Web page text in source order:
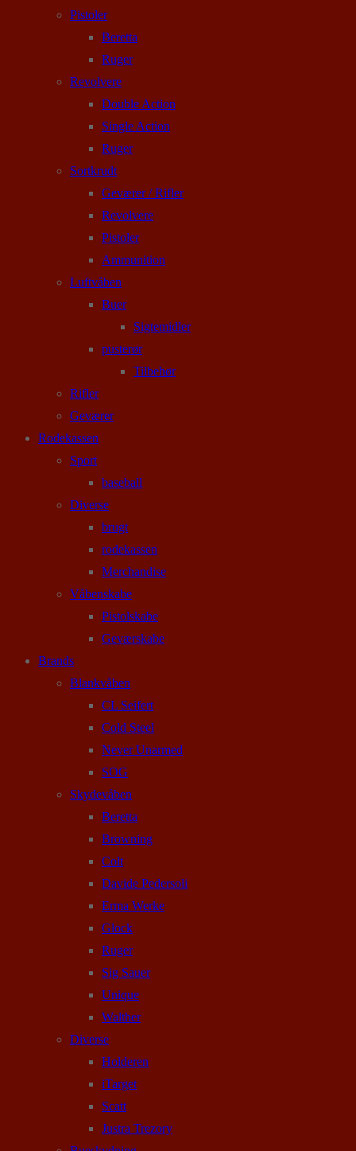
Pistoler
Beretta
Ruger
Revolvere
Double Action
Single Action
Ruger
Sortkrudt
Geværer / Rifler
Revolvere
Pistoler
Ammunition
Luftvåben
Buer
Sigtemidler
pusterør
Tilbehør
Rifler
Geværer
Rodekassen
Sport
baseball
Diverse
brugt
rodekassen
Merchandise
Våbenskabe
Pistolskabe
Geværskabe
Brands
Blankvåben
CL Seifert
Cold Steel
Never Unarmed
SOG
Skydevåben
Beretta
Browning
Colt
Davide Pedersoli
Erma Werke
Glock
Ruger
Sig Sauer
Unique
Walther
Diverse
Holderen
iTarget
Scatt
Justra Trezory